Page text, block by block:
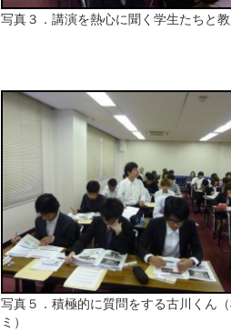
写真３．講演を熱心に聞く学生たちと
写真５．積極的に質問をする古川くん
ミ）